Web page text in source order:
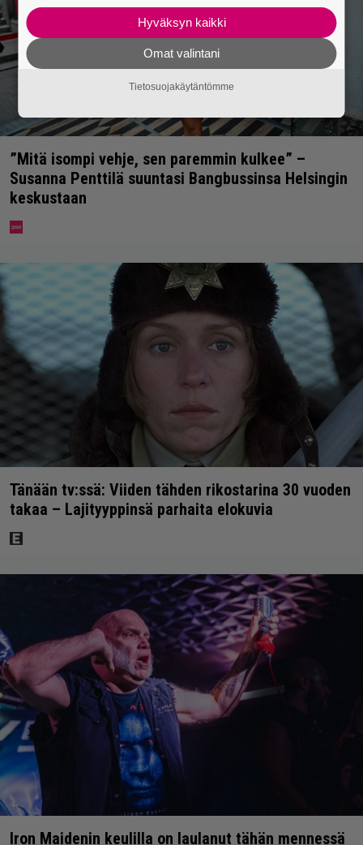
”Mitä isompi vehje, sen paremmin kulkee” –
Susanna Penttilä suuntasi Bangbussinsa Helsingin
keskustaan
Tänään tv:ssä: Viiden tähden rikostarina 30 vuoden
takaa – Lajityyppinsä parhaita elokuvia
Iron Maidenin keulilla on laulanut tähän mennessä
Hyväksyn kaikki
Omat valintani
Tietosuojakäytäntömme